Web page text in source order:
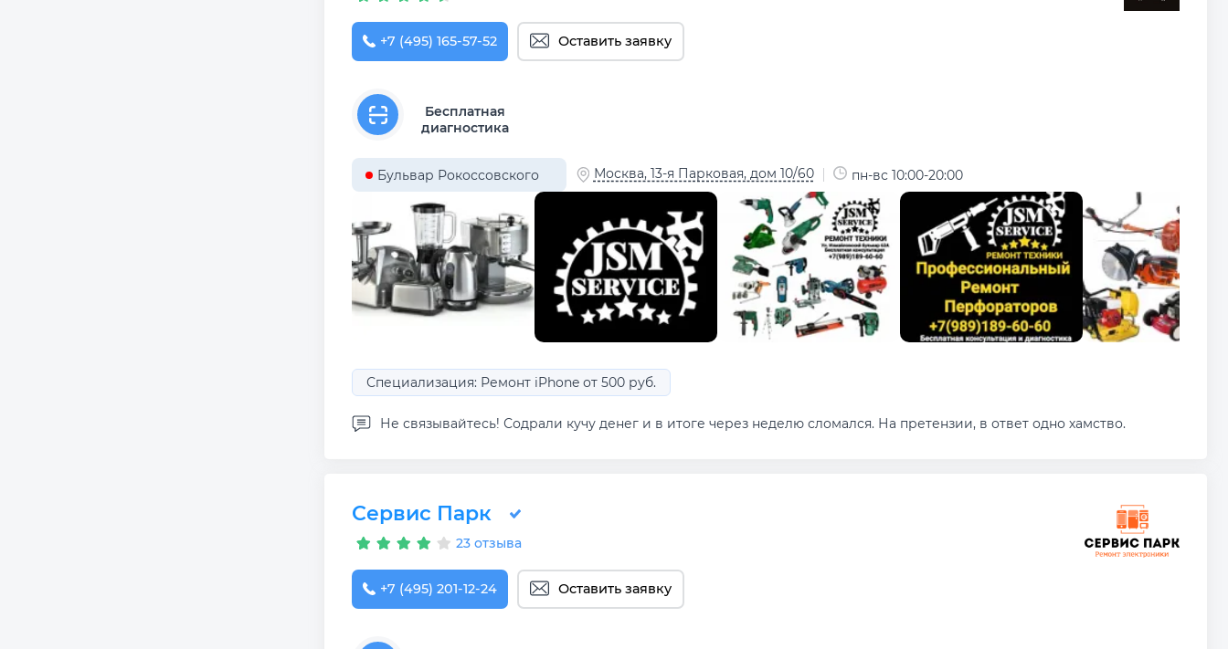
+7 (495) 165-57-52 Оставить заявку
Бесплатная
диагностика
Бульвар Рокоссовского Москва, 13-я Парковая, дом 10/60 пн-вс 10:00-20:00
Специализация: Ремонт iPhone от 500 руб.
Не связывайтесь! Содрали кучу денег и в итоге через неделю сломался. На претензии, в ответ одно хамство.
Сервис Парк
23 отзыва
+7 (495) 201-12-24 Оставить заявку